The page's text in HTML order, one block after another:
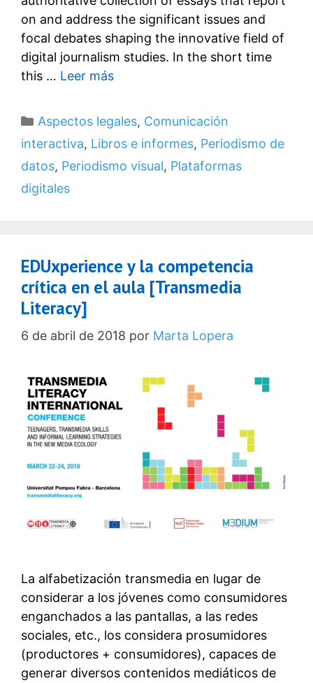
on and address the significant issues and
focal debates shaping the innovative field of
digital journalism studies. In the short time
this … Leer más
Categorías
Aspectos legales, Comunicación
interactiva, Libros e informes, Periodismo de
datos, Periodismo visual, Plataformas
digitales
EDUxperience y la competencia
crítica en el aula [Transmedia
Literacy]
6 de abril de 2018 por Marta Lopera
La alfabetización transmedia en lugar de
considerar a los jóvenes como consumidores
enganchados a las pantallas, a las redes
sociales, etc., los considera prosumidores
(productores + consumidores), capaces de
generar diversos contenidos mediáticos de